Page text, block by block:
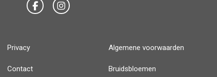
Privacy Algemene voorwaarden
Contact Bruidsbloemen